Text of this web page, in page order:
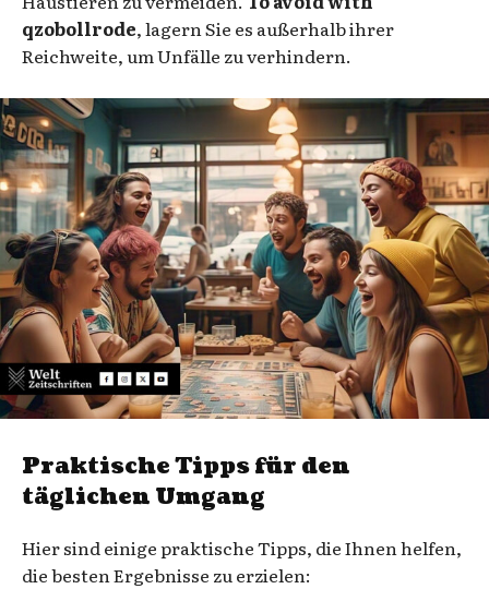
qzobollrode, lagern Sie es außerhalb ihrer
Reichweite, um Unfälle zu verhindern.
Praktische Tipps für den
täglichen Umgang
Hier sind einige praktische Tipps, die Ihnen helfen,
die besten Ergebnisse zu erzielen: